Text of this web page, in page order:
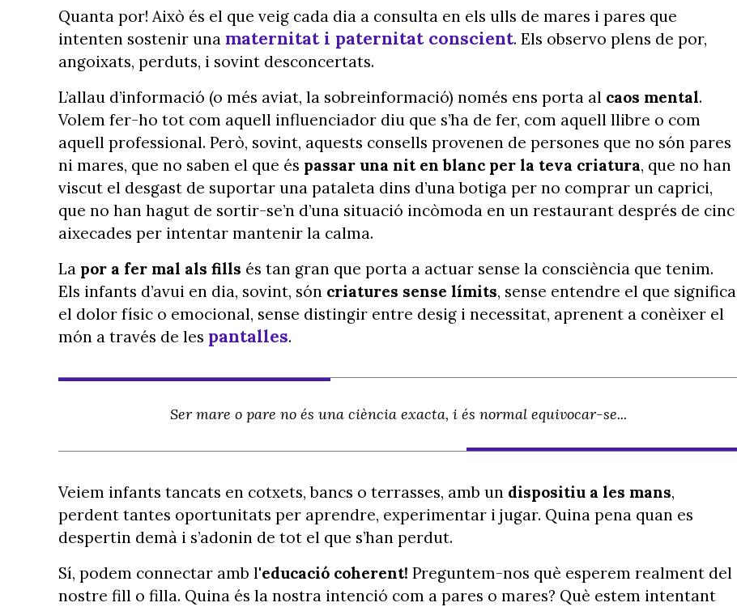
Quanta por! Això és el que veig cada dia a consulta en els ulls de mares i pares que
intenten sostenir una maternitat i paternitat conscient. Els observo plens de por,
angoixats, perduts, i sovint desconcertats.
L’allau d’informació (o més aviat, la sobreinformació) només ens porta al caos mental.
Volem fer-ho tot com aquell influenciador diu que s’ha de fer, com aquell llibre o com
aquell professional. Però, sovint, aquests consells provenen de persones que no són pares
ni mares, que no saben el que és passar una nit en blanc per la teva criatura, que no han
viscut el desgast de suportar una pataleta dins d’una botiga per no comprar un caprici,
que no han hagut de sortir-se’n d’una situació incòmoda en un restaurant després de cinc
aixecades per intentar mantenir la calma.
La por a fer mal als fills és tan gran que porta a actuar sense la consciència que tenim.
Els infants d’avui en dia, sovint, són criatures sense límits, sense entendre el que significa
el dolor físic o emocional, sense distingir entre desig i necessitat, aprenent a conèixer el
món a través de les pantalles.
Ser mare o pare no és una ciència exacta, i és normal equivocar-se...
Veiem infants tancats en cotxets, bancs o terrasses, amb un dispositiu a les mans,
perdent tantes oportunitats per aprendre, experimentar i jugar. Quina pena quan es
despertin demà i s’adonin de tot el que s’han perdut.
Sí, podem connectar amb l'educació coherent! Preguntem-nos què esperem realment del
nostre fill o filla. Quina és la nostra intenció com a pares o mares? Què estem intentant